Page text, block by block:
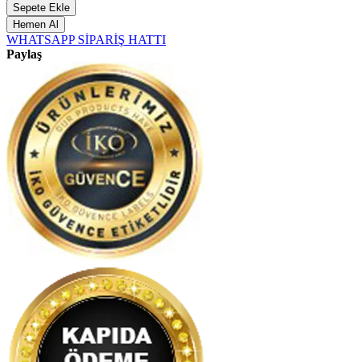
Sepete Ekle
Hemen Al
WHATSAPP SİPARİŞ HATTI
Paylaş